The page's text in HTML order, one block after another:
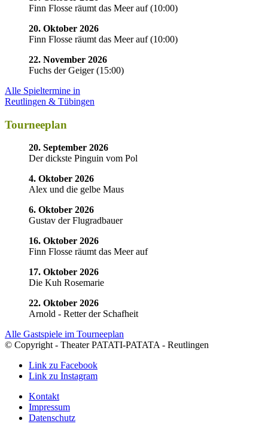
Finn Flosse räumt das Meer auf(10:00)
20. Oktober 2026
Finn Flosse räumt das Meer auf(10:00)
22. November 2026
Fuchs der Geiger(15:00)
Alle Spieltermine in
Reutlingen & Tübingen
Tourneeplan
20. September 2026
Der dickste Pinguin vom Pol
4. Oktober 2026
Alex und die gelbe Maus
6. Oktober 2026
Gustav der Flugradbauer
16. Oktober 2026
Finn Flosse räumt das Meer auf
17. Oktober 2026
Die Kuh Rosemarie
22. Oktober 2026
Arnold - Retter der Schafheit
Alle Gastspiele im Tourneeplan
© Copyright - Theater PATATI-PATATA - Reutlingen
Link zu Facebook
Link zu Instagram
Kontakt
Impressum
Datenschutz